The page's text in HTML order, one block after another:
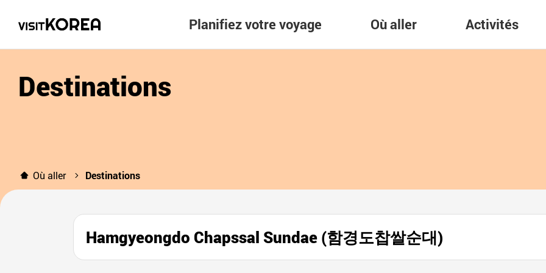
Planifiez votre voyage Où aller Activités
Destinations
Où aller Destinations
Hamgyeongdo Chapssal Sundae (함경도찹쌀순대)